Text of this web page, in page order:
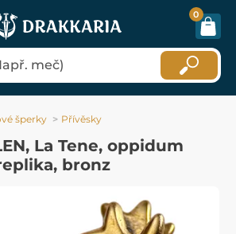
0
šperky Přívěsky
La Tene, oppidum
bronz